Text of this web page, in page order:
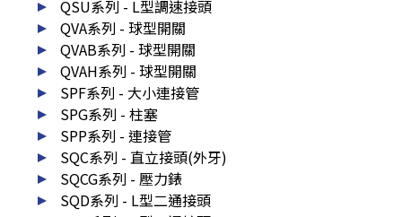
QSU系列 - L型調速接頭
QVA系列 - 球型開關
QVAB系列 - 球型開關
QVAH系列 - 球型開關
SPF系列 - 大小連接管
SPG系列 - 柱塞
SPP系列 - 連接管
SQC系列 - 直立接頭(外牙)
SQCG系列 - 壓力錶
SQD系列 - L型二通接頭